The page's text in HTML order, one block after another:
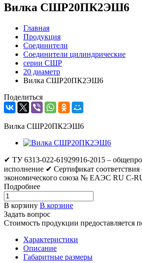
Вилка СШР20ПК2ЭШ6
Главная
Продукция
Соединители
Соединители цилиндрические
серии СШР
20 диаметр
Вилка СШР20ПК2ЭШ6
Поделиться
Вилка СШР20ПК2ЭШ6
✔ ТУ 6313-022-61929916-2015 –
исполнение ✔ Сертификат соответствия
экономического союза № ЕАЭС RU C-
Подробнее
В корзину В корзине
Задать вопрос
Стоимость продукции предоставляется
Характеристики
Описание
Габаритные размеры